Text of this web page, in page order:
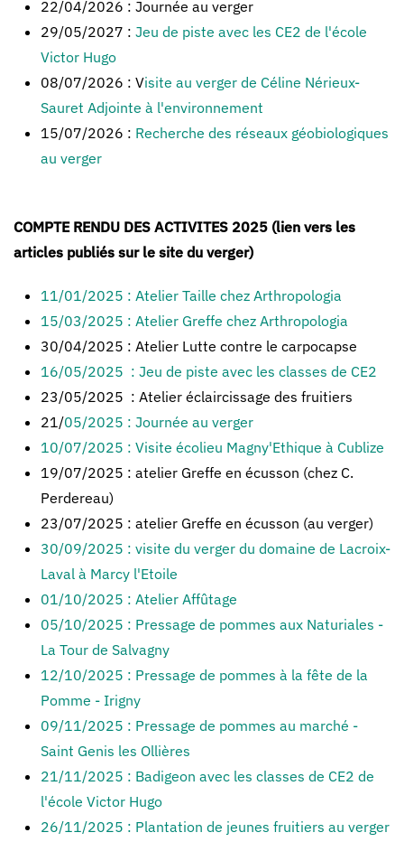
22/04/2026 : Journée au verger
29/05/2027 : Jeu de piste avec les CE2 de l'école
Victor Hugo
08/07/2026 : Visite au verger de Céline Nérieux-
Sauret Adjointe à l'environnement
15/07/2026 : Recherche des réseaux géobiologiques
au verger
COMPTE RENDU DES ACTIVITES 2025 (lien vers les
articles publiés sur le site du verger)
11/01/2025 : Atelier Taille chez Arthropologia
15/03/2025 : Atelier Greffe chez Arthropologia
30/04/2025 : Atelier Lutte contre le carpocapse
16/05/2025 : Jeu de piste avec les classes de CE2
23/05/2025 : Atelier éclaircissage des fruitiers
21/05/2025 : Journée au verger
10/07/2025 : Visite écolieu Magny'Ethique à Cublize
19/07/2025 : atelier Greffe en écusson (chez C.
Perdereau)
23/07/2025 : atelier Greffe en écusson (au verger)
30/09/2025 : visite du verger du domaine de Lacroix-
Laval à Marcy l'Etoile
01/10/2025 : Atelier Affûtage
05/10/2025 : Pressage de pommes aux Naturiales -
La Tour de Salvagny
12/10/2025 : Pressage de pommes à la fête de la
Pomme - Irigny
09/11/2025 : Pressage de pommes au marché -
Saint Genis les Ollières
21/11/2025 : Badigeon avec les classes de CE2 de
l'école Victor Hugo
26/11/2025 : Plantation de jeunes fruitiers au verger